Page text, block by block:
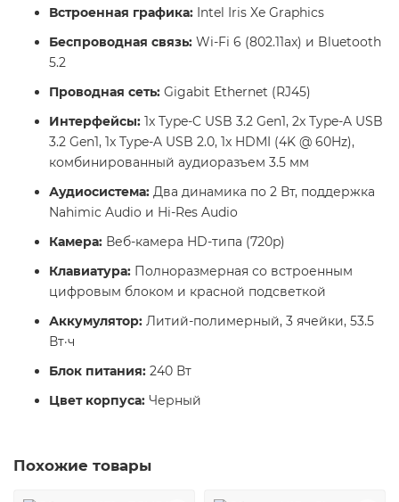
Встроенная графика: Intel Iris Xe Graphics
Беспроводная связь: Wi-Fi 6 (802.11ax) и Bluetooth
5.2
Проводная сеть: Gigabit Ethernet (RJ45)
Интерфейсы: 1x Type-C USB 3.2 Gen1, 2x Type-A USB
3.2 Gen1, 1x Type-A USB 2.0, 1x HDMI (4K @ 60Hz),
комбинированный аудиоразъем 3.5 мм
Аудиосистема: Два динамика по 2 Вт, поддержка
Nahimic Audio и Hi-Res Audio
Камера: Веб-камера HD-типа (720p)
Клавиатура: Полноразмерная со встроенным
цифровым блоком и красной подсветкой
Аккумулятор: Литий-полимерный, 3 ячейки, 53.5
Вт·ч
Блок питания: 240 Вт
Цвет корпуса: Черный
Похожие товары